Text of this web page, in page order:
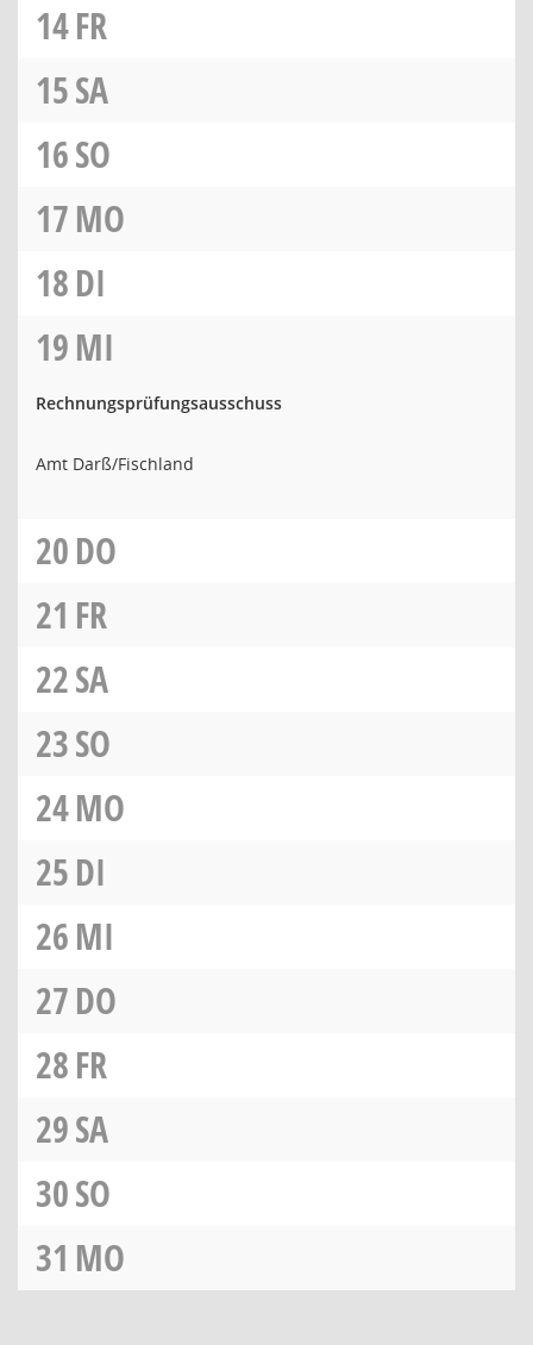
14FR
15SA
16SO
17MO
18DI
19MI
Rechnungsprüfungsausschuss
Amt Darß/Fischland
20DO
21 FR
22SA
23SO
24MO
25DI
26MI
27DO
28FR
29SA
30SO
31 MO